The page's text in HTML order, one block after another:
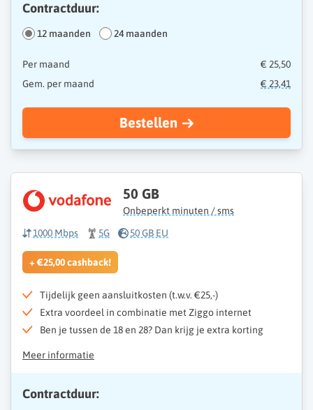
Contractduur:
12 maanden 24 maanden
Per maand
€ 25,50
Gem. per maand
€ 23,41
Bestellen
50 GB
Onbeperkt minuten / sms
1000 Mbps
5G 50 GB EU
+ €25,00 cashback!
Tijdelijk geen aansluitkosten (t.w.v. €25,-)
Extra voordeel in combinatie met Ziggo internet
Ben je tussen de 18 en 28? Dan krijg je extra korting
Meer informatie
Contractduur: